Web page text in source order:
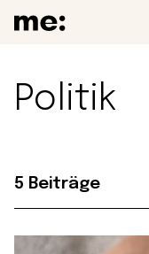
Politik
5 Beiträge